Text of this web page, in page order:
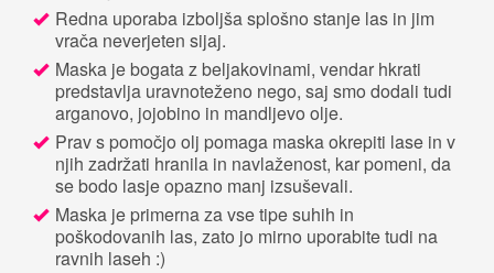
Redna uporaba izboljša splošno stanje las in jim
vrača neverjeten sijaj.
Maska je bogata z beljakovinami, vendar hkrati
predstavlja uravnoteženo nego, saj smo dodali tudi
arganovo, jojobino in mandljevo olje.
Prav s pomočjo olj pomaga maska okrepiti lase in v
njih zadržati hranila in navlaženost, kar pomeni, da
se bodo lasje opazno manj izsuševali.
Maska je primerna za vse tipe suhih in
poškodovanih las, zato jo mirno uporabite tudi na
ravnih laseh :)